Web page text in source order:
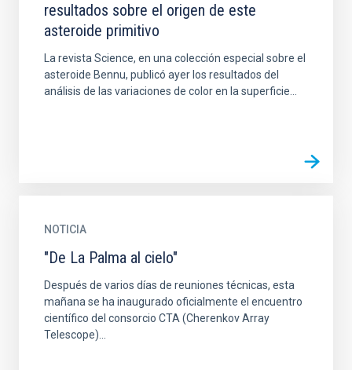
resultados sobre el origen de este
asteroide primitivo
La revista Science, en una colección especial sobre el
asteroide Bennu, publicó ayer los resultados del
análisis de las variaciones de color en la superficie...
NOTICIA
"De La Palma al cielo"
Después de varios días de reuniones técnicas, esta
mañana se ha inaugurado oficialmente el encuentro
científico del consorcio CTA (Cherenkov Array
Telescope)...